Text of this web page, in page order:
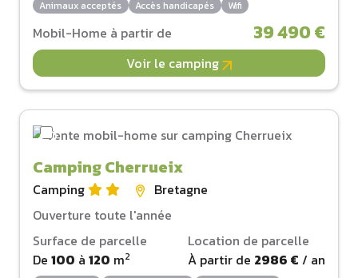
Animaux acceptés Accès handicapés Wifi
Mobil-Home à partir de 39 490 €
Voir le camping
Camping Cherrueix
Camping
Bretagne
Ouverture toute l'année
Surface de parcelle
De 100 à 120 m2
Location de parcelle
À partir de 2986 € / an